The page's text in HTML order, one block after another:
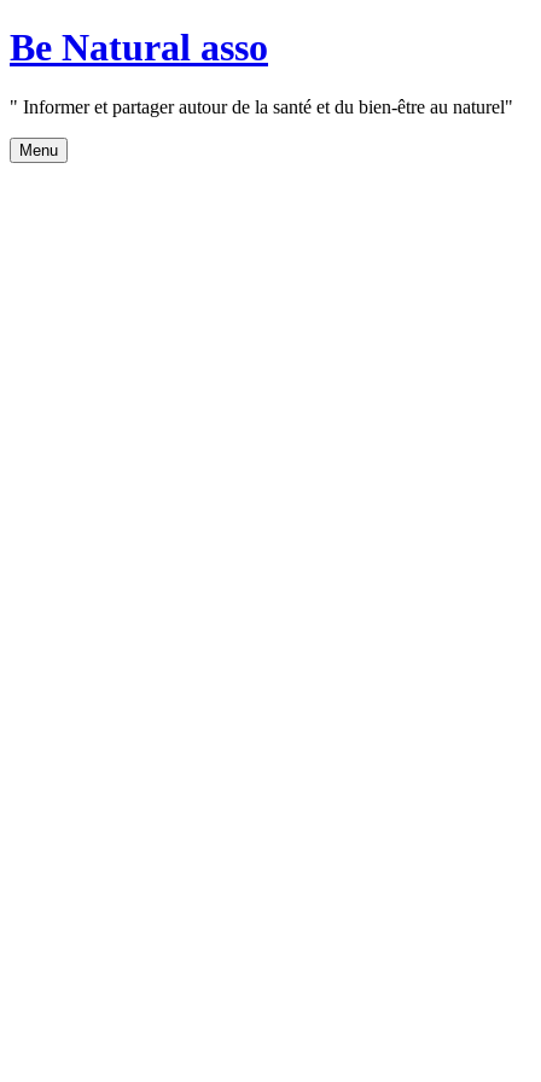
Aller
au
Be Natural asso
" Informer et partager autour de la santé et du bien-être au naturel"
Menu